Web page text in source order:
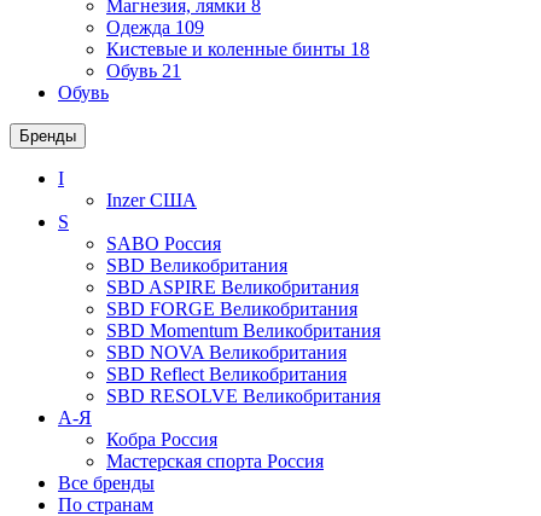
Магнезия, лямки 8
Одежда 109
Кистевые и коленные бинты 18
Обувь 21
Обувь
Бренды
I
InzerСША
S
SABO Россия
SBD Великобритания
SBD ASPIRE Великобритания
SBD FORGE Великобритания
SBD Momentum Великобритания
SBD NOVA Великобритания
SBD Reflect Великобритания
SBD RESOLVE Великобритания
А-Я
Кобра Россия
Мастерская спорта Россия
Все бренды
По странам